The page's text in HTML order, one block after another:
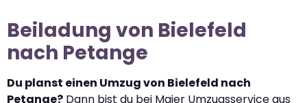
Beiladung von Bielefeld
nach Petange
Du planst einen Umzug von Bielefeld nach
Petange? Dann bist du bei Maier Umzugsservice aus